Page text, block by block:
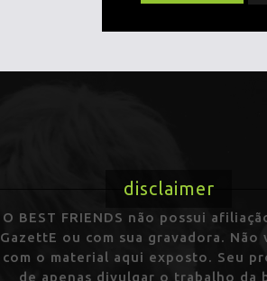
disclaimer
O BEST FRIENDS não possui
GazettE ou com sua gravadora. Não
com o material aqui exposto. Seu
de apenas divulgar o trabalho da